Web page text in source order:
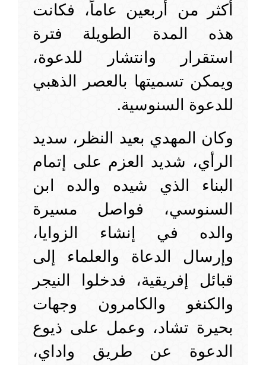
أكثر من أربعين عاماً، فكانت
هذه المدة الطويلة فترة
استقرار وانتشار للدعوة،
ويمكن تسميتها بالعصر الذهبي
للدعوة السنوسية.
وكان المهدي بعيد النظر، سديد
الرأي، شديد العزم على إتمام
البناء الذي شيده والده ابن
السنوسي، فواصل مسيرة
والده في إنشاء الزوايا،
وإرسال الدعاة والعلماء إلى
قبائل إفريقية، فدخلوا النيجر
والكنغو والكامرون وجهات
بحيرة تشاد، وعمل على ذيوع
الدعوة عن طريق واداي،